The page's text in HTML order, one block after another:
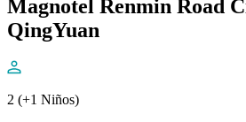
Magnotel Renmin Road
QingYuan
2 (+1 Niños)